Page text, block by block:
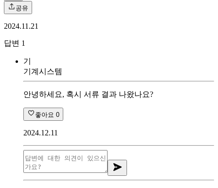
공유
2024.11.21
답변 1
기
기계시스템
안녕하세요, 혹시 서류 결과 나왔나요?
좋아요 0
2024.12.11